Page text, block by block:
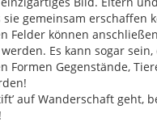
sie gemeinsam erschaffen
Felder können
Es kann sogar
Formen Gegenstände,
auf Wanderschaft geht,